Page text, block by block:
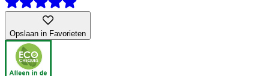
Opslaan in Favorieten